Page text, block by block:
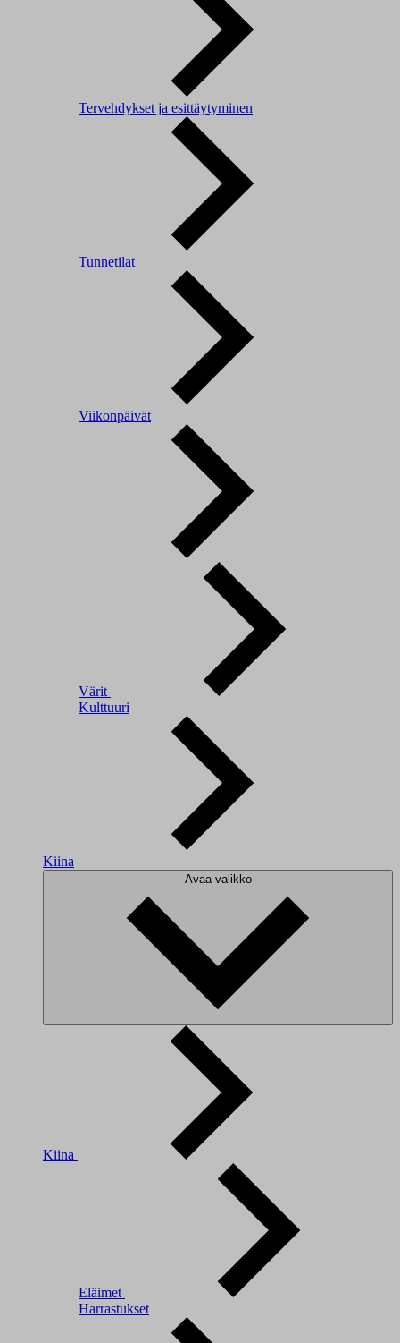
Tervehdykset ja esittäytyminen
Tunnetilat
Viikonpäivät
Värit
Kulttuuri
Kiina
Avaa valikko
Kiina
Eläimet
Harrastukset